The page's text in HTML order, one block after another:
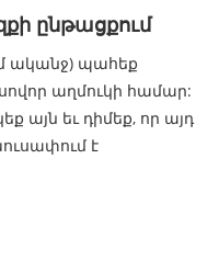
ընթացքում
ականջ) պահեք
աղմուկի համար:
այն եւ դիմեք, որ այդ
է